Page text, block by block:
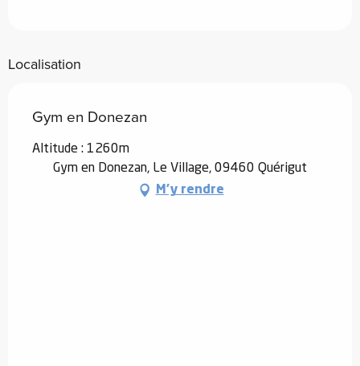
Localisation
Gym en Donezan
Altitude : 1260m
Gym en Donezan, Le Village, 09460 Quérigut
M'y rendre